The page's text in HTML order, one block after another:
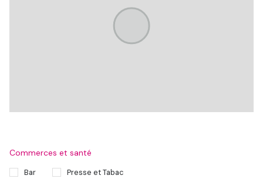
Commerces et santé
Bar Presse et Tabac